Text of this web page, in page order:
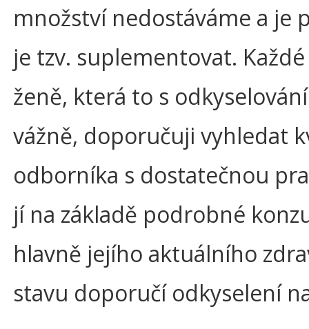
množství nedostáváme a je
je tzv. suplementovat.
ženě, která to s
vážně, doporučuji vyhledat
odborníka s dostatečnou
jí na základě podrobné
hlavně jejího aktuálního
stavu doporučí odkyselení